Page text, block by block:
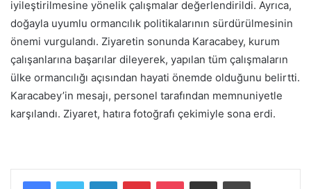
iyileştirilmesine yönelik çalışmalar değerlendirildi. Ayrıca,
doğayla uyumlu ormancılık politikalarının sürdürülmesinin
önemi vurgulandı. Ziyaretin sonunda Karacabey, kurum
çalışanlarına başarılar dileyerek, yapılan tüm çalışmaların
ülke ormancılığı açısından hayati önemde olduğunu belirtti.
Karacabey’in mesajı, personel tarafından memnuniyetle
karşılandı. Ziyaret, hatıra fotoğrafı çekimiyle sona erdi.
FacebookTwitter LinkedIn PinterestPocket E-Posta ile paylaş